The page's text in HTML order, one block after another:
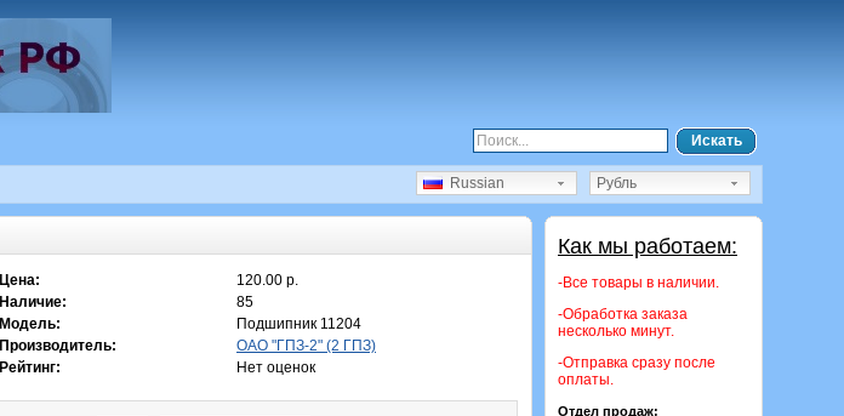
Искать
Рубль
Russian
Как мы работаем:
-Все товары в наличии.
-Обработка заказа
несколько минут.
-Отправка сразу после
оплаты.
Отдел продаж:
Цена:
120.00 р.
Наличие:
85
Модель:
Подшипник 11204
Производитель:
ОАО "ГПЗ-2" (2 ГПЗ)
Рейтинг:
Нет оценок